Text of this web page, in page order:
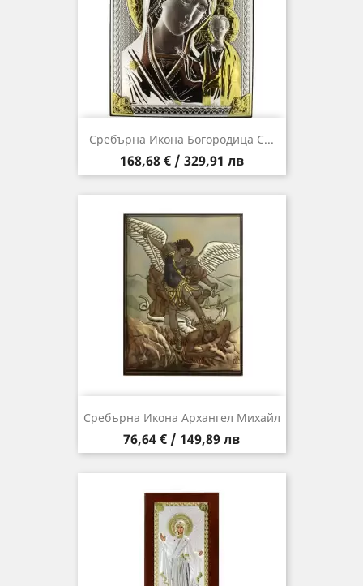
Сребърна Икона Богородица С...
Цена
168,68 € / 329,91 лв
Сребърна Икона Архангел Михайл
Цена
76,64 € / 149,89 лв